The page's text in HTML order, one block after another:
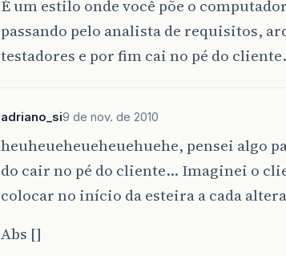
É um estilo onde você põe o
passando pelo analista de requisitos,
testadores e por fim cai no pé do cliente.
adriano_si9 de nov. de 2010
heuheueheueheuehuehe, pensei algo
do cair no pé do cliente… Imaginei o
colocar no início da esteira a cada
Abs []